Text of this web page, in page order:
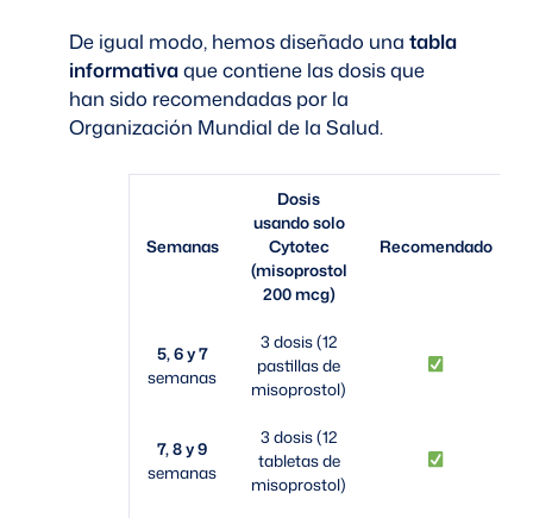
De igual modo, hemos diseñado unatabla
informativaque contiene las dosis que
han sido recomendadas por la
Organización Mundial de la Salud.
Semanas
Dosis
usando solo
Cytotec
(misoprostol
200 mcg)
Recomendado
5, 6 y 7
semanas
3 dosis (12
pastillas de
misoprostol)
7, 8 y 9
semanas
3 dosis (12
tabletas de
misoprostol)